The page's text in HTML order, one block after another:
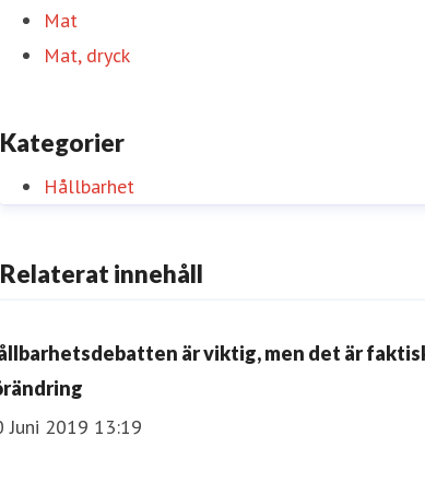
Mat
Mat, dryck
Kategorier
Hållbarhet
Relaterat innehåll
är viktig, men det är
Juni 2019 13:19